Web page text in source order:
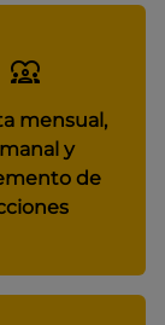
mensual,
y
de